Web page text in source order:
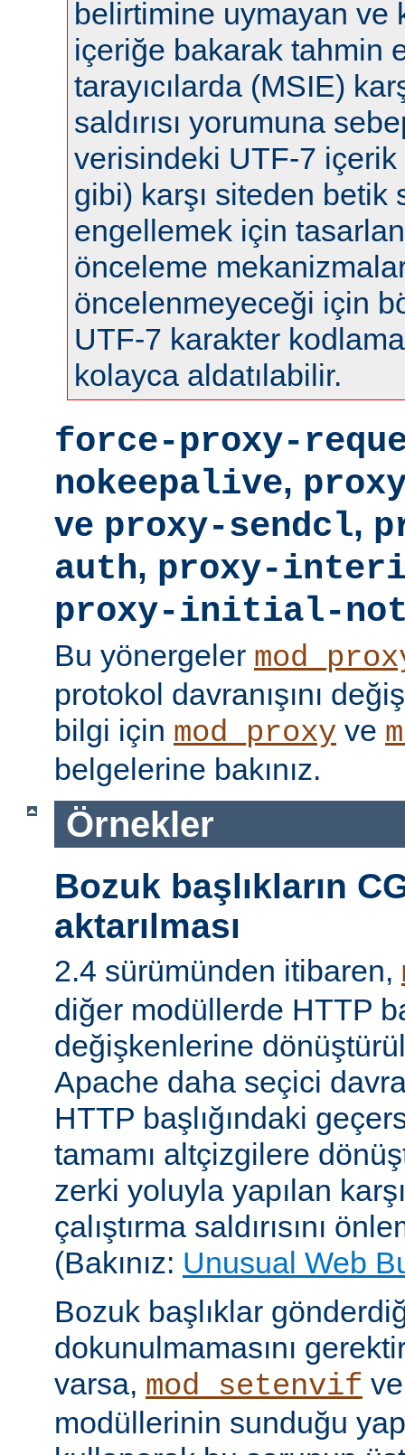
belirtimine uymayan ve
içeriğe bakarak tahmin
tarayıcılarda (MSIE)
saldırısı yorumuna
verisindeki UTF-7
gibi) karşı siteden betik
engellemek için
önceleme
öncelenmeyeceği için
UTF-7 karakter
kolayca aldatılabilir.
force-proxy-
nokeepalive,
ve proxy-sendcl,
auth, proxy-
proxy-initial-
Bu yönergeler
protokol davranışını
bilgi için mod_proxy ve
belgelerine bakınız.
Örnekler
Bozuk başlıkların
aktarılması
2.4 sürümünden itibaren,
diğer modüllerde HTTP
değişkenlerine
Apache daha seçici
HTTP başlığındaki
tamamı altçizgilere
zerki yoluyla yapılan
çalıştırma saldırısını
(Bakınız: Unusual Web
Bozuk başlıklar
dokunulmamasını
varsa, mod_setenvif
modüllerinin sunduğu